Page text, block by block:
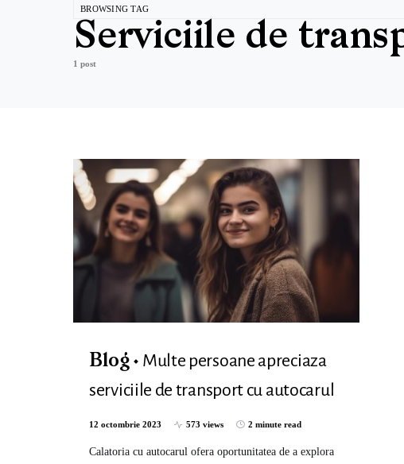
BROWSING TAG
Serviciile de
1 post
Blog
Multe persoane apreciaza
serviciile de transport cu autocarul
12 octombrie 2023 573 views 2 minute read
Calatoria cu autocarul ofera oportunitatea de a explora